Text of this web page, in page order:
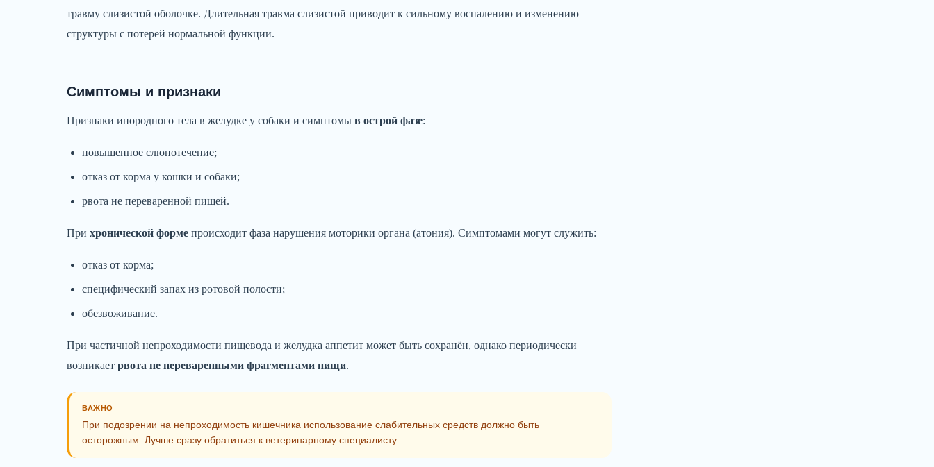
травму слизистой оболочке. Длительная травма слизистой приводит к сильному воспалению и изменению
структуры с потерей нормальной функции.
Симптомы и признаки
Признаки инородного тела в желудке у собаки и симптомы в острой фазе:
повышенное слюнотечение;
отказ от корма у кошки и собаки;
рвота не переваренной пищей.
При хронической форме происходит фаза нарушения моторики органа (атония). Симптомами могут служить:
отказ от корма;
специфический запах из ротовой полости;
обезвоживание.
При частичной непроходимости пищевода и желудка аппетит может быть сохранён, однако периодически
возникает рвота не переваренными фрагментами пищи.
ВАЖНО
При подозрении на непроходимость кишечника использование слабительных средств должно быть
осторожным. Лучше сразу обратиться к ветеринарному специалисту.